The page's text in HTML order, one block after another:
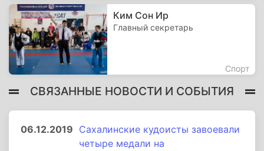
Ким Сон Ир
Главный секретарь
Спорт
СВЯЗАННЫЕ НОВОСТИ И СОБЫТИЯ
06.12.2019 Сахалинские кудоисты завоевали
четыре медали на